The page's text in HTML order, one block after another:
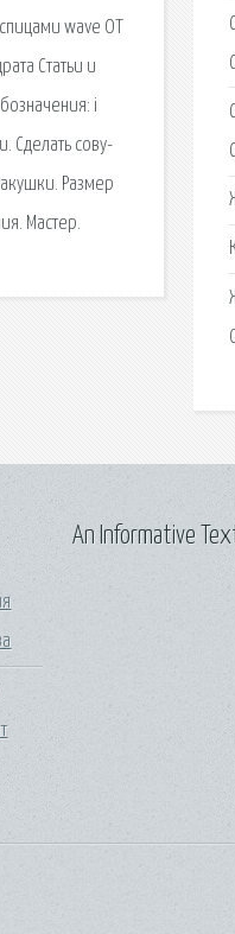
wave ОТ
Статьи и
i
Сделать сову-
Размер
Мастер.
An Informative